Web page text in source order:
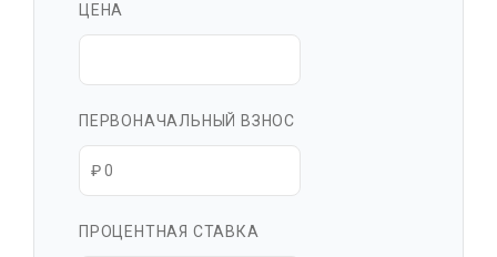
ЦЕНА
ПЕРВОНАЧАЛЬНЫЙ ВЗНОС
ПРОЦЕНТНАЯ СТАВКА